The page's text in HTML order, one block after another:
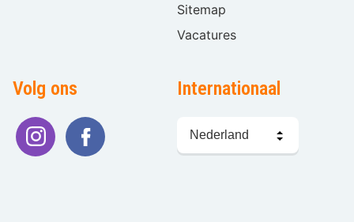
Sitemap
Vacatures
Volg ons Internationaal
kiezen